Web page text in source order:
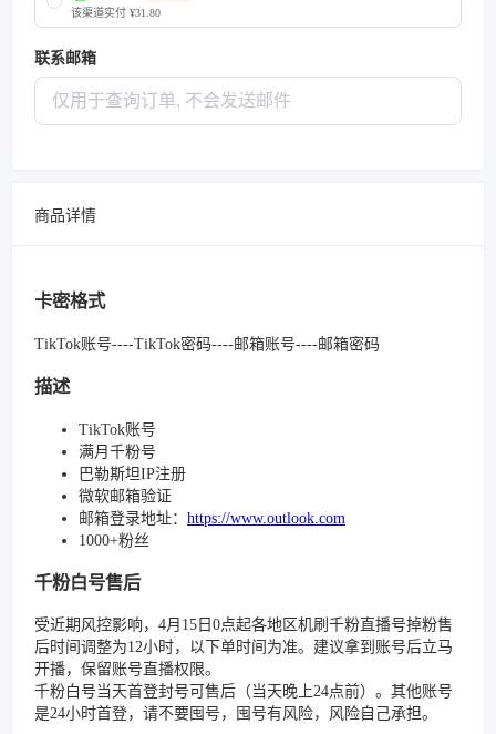
该渠道实付 ¥31.80
联系邮箱
商品详情
卡密格式
TikTok账号----TikTok密码----邮箱账号----邮箱密码
描述
TikTok账号
满月千粉号
巴勒斯坦IP注册
微软邮箱验证
邮箱登录地址： https://www.outlook.com
1000+粉丝
千粉白号售后
受近期风控影响，4月15日0点起各地区机刷千粉直播号掉粉售
后时间调整为12小时，以下单时间为准。建议拿到账号后立马
开播，保留账号直播权限。
千粉白号当天首登封号可售后（当天晚上24点前）。其他账号
是24小时首登，请不要囤号，囤号有风险，风险自己承担。